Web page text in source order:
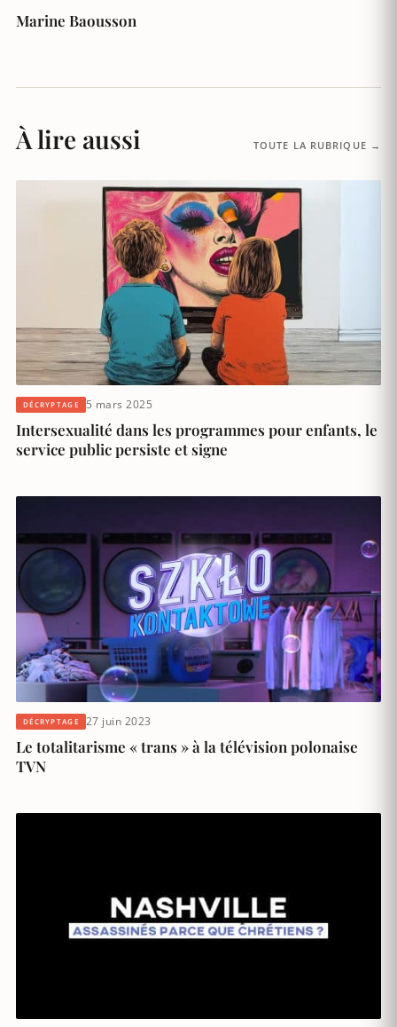
Marine Baousson
À lire aussi TOUTE LA RUBRIQUE →
DÉCRYPTAGE 5 mars 2025
Intersexualité dans les programmes pour enfants, le
service public persiste et signe
DÉCRYPTAGE 27 juin 2023
Le totalitarisme « trans » à la télévision polonaise
TVN